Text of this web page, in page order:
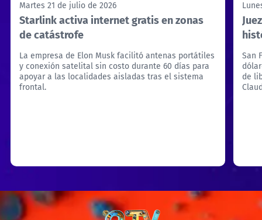
Martes 21 de julio de 2026
Starlink activa internet gratis en zonas
de catástrofe
La empresa de Elon Musk facilitó antenas portátiles
y conexión satelital sin costo durante 60 días para
apoyar a las localidades aisladas tras el sistema
frontal.
San
de
NTV